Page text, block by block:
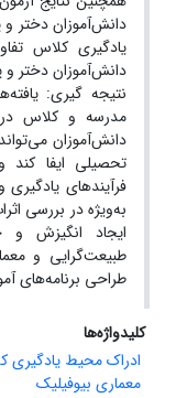
دانش‌آموزان دختر
یادگیری کلاس
دانش‌آموزان دختر و
نتیجه گیری:
مدرسه و کلاس
دانش‌آموزان
تحصیلی ایفا کند
فرآیندهای
به‌ویژه در بررسی
ایجاد انگیزش و
طبیعت‌گرایی و
طراحی برنامه‌های
کلیدواژه‌ها
ادراک محیط یادگیری
معماری بیوفیلیک